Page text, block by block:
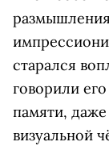
старался
говорили
памяти,
визуальной